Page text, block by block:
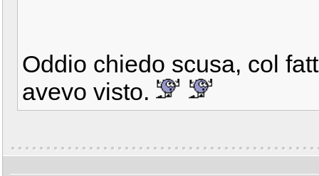
Oddio chiedo scusa, col
avevo visto.